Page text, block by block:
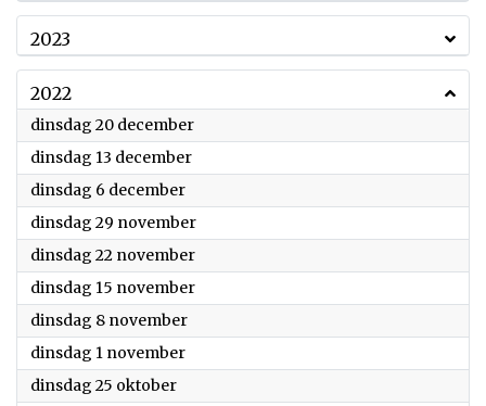
2023
2022
dinsdag 20 december2022
dinsdag 13 december2022
dinsdag 6 december2022
dinsdag 29 november2022
dinsdag 22 november2022
dinsdag 15 november2022
dinsdag 8 november2022
dinsdag 1 november2022
dinsdag 25 oktober2022